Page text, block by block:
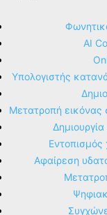
AI
Υπολογιστής
Μετατροπή εικόνας
Αφαίρεση